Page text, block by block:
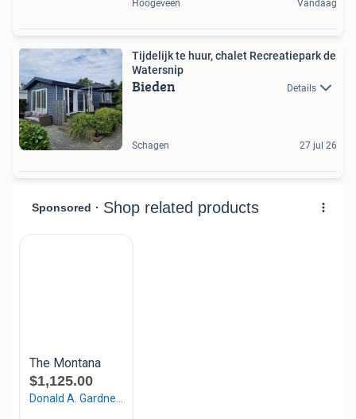
Hoogeveen Vandaag
Tijdelijk te huur, chalet Recreatiepark de
Watersnip
Bieden Details
Schagen 27 jul 26